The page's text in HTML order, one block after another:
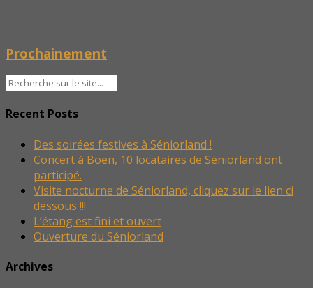
Prochainement
Recent Posts
Des soirées festives à Séniorland !
Concert à Boen, 10 locataires de Séniorland ont
participé.
Visite nocturne de Séniorland, cliquez sur le lien ci
dessous !!!
L’étang est fini et ouvert
Ouverture du Séniorland
Archives